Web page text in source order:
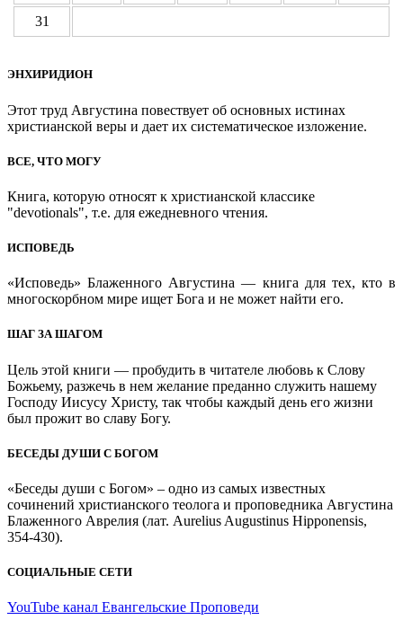
31
ЭНХИРИДИОН
Этот труд Августина повествует об основных истинах
христианской веры и дает их систематическое изложение.
ВСЕ, ЧТО МОГУ
Книга, которую относят к христианской классике
"devotionals", т.е. для ежедневного чтения.
ИСПОВЕДЬ
«Исповедь» Блаженного Августина — книга для тех, кто в
многоскорбном мире ищет Бога и не может найти его.
ШАГ ЗА ШАГОМ
Цель этой книги — пробудить в читателе любовь к Слову
Божьему, разжечь в нем желание преданно служить нашему
Господу Иисусу Христу, так чтобы каждый день его жизни
был прожит во славу Богу.
БЕСЕДЫ ДУШИ С БОГОМ
«Беседы души с Богом» – одно из самых известных
сочинений христианского теолога и проповедника Августина
Блаженного Аврелия (лат. Aurelius Augustinus Hipponensis,
354-430).
СОЦИАЛЬНЫЕ СЕТИ
YouTube канал Евангельские Проповеди